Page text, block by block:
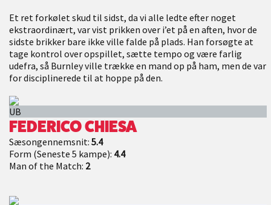
Et ret forkølet skud til sidst, da vi alle ledte efter noget
ekstraordinært, var vist prikken over i’et på en aften, hvor de
sidste brikker bare ikke ville falde på plads. Han forsøgte at
tage kontrol over opspillet, sætte tempo og være farlig
udefra, så Burnley ville trække en mand op på ham, men de var
for disciplinerede til at hoppe på den.
UB
FEDERICO CHIESA
Sæsongennemsnit: 5.4
Form (Seneste 5 kampe): 4.4
Man of the Match: 2